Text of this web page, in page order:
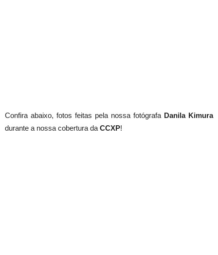
Confira abaixo, fotos feitas pela nossa fotógrafa Danila Kimura
durante a nossa cobertura da CCXP!